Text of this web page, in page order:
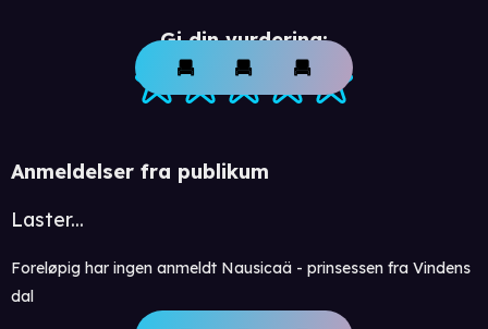
Gi din vurdering:
Anmeldelser fra publikum
Laster...
Foreløpig har ingen anmeldt Nausicaä - prinsessen fra Vindens
dal